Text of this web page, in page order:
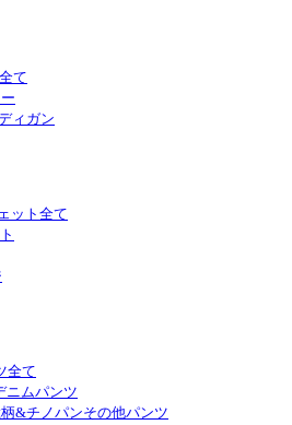
て
ィガン
ット全て
全て
ニムパンツ
&チノパンその他パンツ